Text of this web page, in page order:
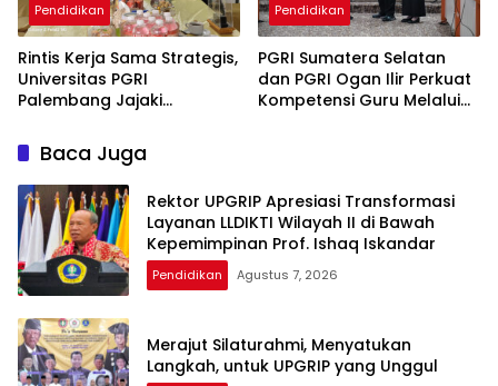
Pendidikan
Rintis Kerja Sama Strategis,
Universitas PGRI
Palembang Jajaki
Pemerintah Kabupaten
Mesuji
Pendidikan
PGRI Sumatera Selatan
dan PGRI Ogan Ilir Perkuat
Kompetensi Guru Melalui
Baca Juga
Rektor UPGRIP Apresiasi Transformasi
Layanan LLDIKTI Wilayah II di Bawah
Kepemimpinan Prof. Ishaq Iskandar
Pendidikan Agustus 7, 2026
Merajut Silaturahmi, Menyatukan
Langkah, untuk UPGRIP yang Unggul